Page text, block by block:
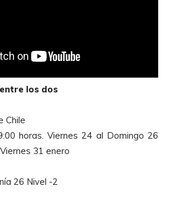
los dos
Chile
horas. Viernes 24 al Domingo 26
31 enero
26 Nivel -2